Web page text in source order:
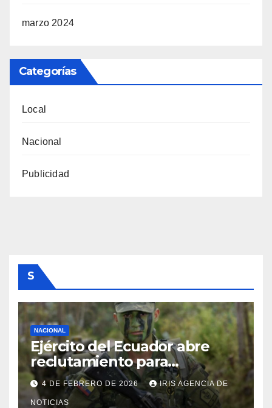
marzo 2024
Categorías
Local
Nacional
Publicidad
S
NACIONAL
Ejército del Ecuador abre
reclutamiento para
bachilleres a partir de este
viernes 6 de febrero
4 DE FEBRERO DE 2026 IRIS AGENCIA DE
NOTICIAS